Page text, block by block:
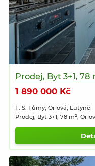
Prodej, Byt 3+1, 78
1 890 000 Kč
F. S. Tůmy, Orlová, Lutyně
Prodej, Byt 3+1, 78 m²,